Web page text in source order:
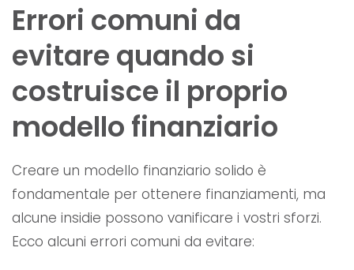
Errori comuni da
evitare quando si
costruisce il proprio
modello finanziario
Creare un modello finanziario solido è
fondamentale per ottenere finanziamenti, ma
alcune insidie possono vanificare i vostri sforzi.
Ecco alcuni errori comuni da evitare: